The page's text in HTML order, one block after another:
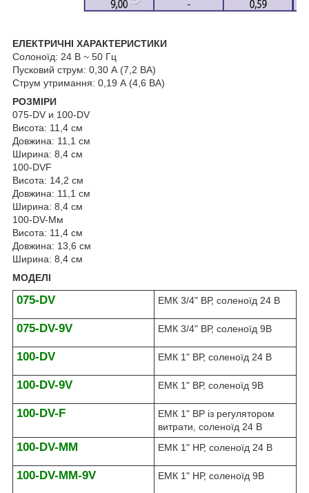
ЕЛЕКТРИЧНІ ХАРАКТЕРИСТИКИ
Солоноїд: 24 В ~ 50 Гц
Пусковий струм: 0,30 А (7,2 ВА)
Струм утримання: 0,19 А (4,6 ВА)
РОЗМІРИ
075-DV и 100-DV
Висота: 11,4 см
Довжина: 11,1 см
Ширина: 8,4 см
100-DVF
Висота: 14,2 см
Довжина: 11,1 см
Ширина: 8,4 см
100-DV-Мм
Висота: 11,4 см
Довжина: 13,6 см
Ширина: 8,4 см
МОДЕЛІ
075-DV ЕМК 3/4" ВР, соленоїд 24 В
075-DV-9V ЕМК 3/4" ВР, соленоїд 9В
100-DV ЕМК 1" ВР, соленоїд 24 В
100-DV-9V ЕМК 1" ВР, соленоїд 9В
100-DV-F
ЕМК 1" ВР із регулятором
витрати, соленоїд 24 В
100-DV-MM ЕМК 1" НР, соленоїд 24 В
100-DV-MM-9V ЕМК 1" НР, соленоїд 9В